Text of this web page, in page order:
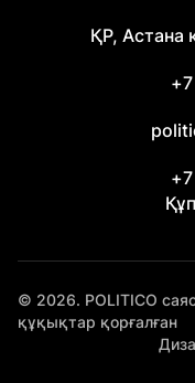
ҚР, Астана
© 2026. POLITICO
құқықтар қорғалған